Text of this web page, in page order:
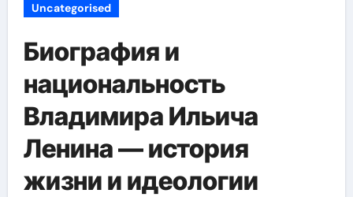
Uncategorised
Биография и
национальность
Владимира Ильича
Ленина — история
жизни и идеологии